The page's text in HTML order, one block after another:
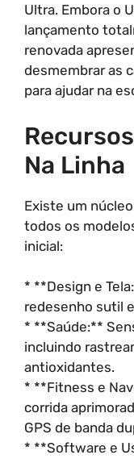
Ultra. Embora o
lançamento
renovada
desmembrar as
para ajudar na
Na Linha
Existe um
todos os
inicial:
* **Design e
redesenho sutil
* **Saúde:**
incluindo
antioxidantes.
* **Fitness e
corrida
GPS de banda
* **Software e